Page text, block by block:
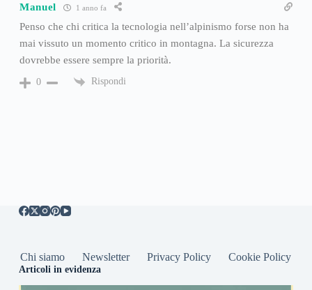
Manuel 1 anno fa
Penso che chi critica la tecnologia nell’alpinismo forse non ha
mai vissuto un momento critico in montagna. La sicurezza
dovrebbe essere sempre la priorità.
0 Rispondi
Chi siamo Newsletter Privacy Policy Cookie Policy
Articoli in evidenza